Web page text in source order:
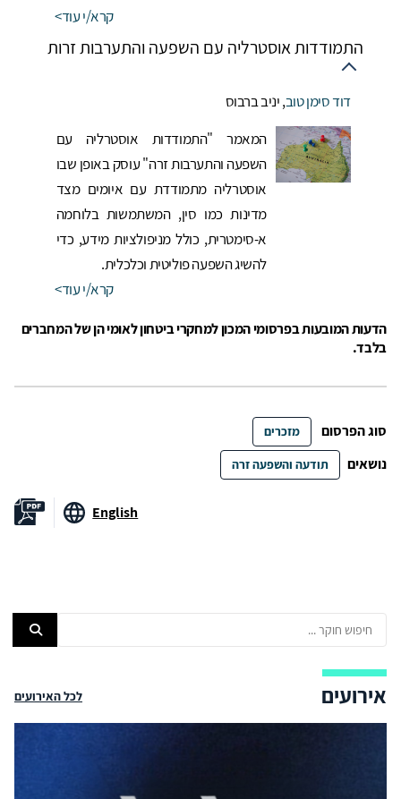
קרא/י עוד
התמודדות אוסטרליה עם השפעה והתערבות זרות
דוד סימן טוב,יניב ברבוס
המאמר "התמודדות אוסטרליה עם
השפעה והתערבות זרה" עוסק באופן שבו
אוסטרליה מתמודדת עם איומים מצד
מדינות כמו סין, המשתמשות בלוחמה
א-סימטרית, כולל מניפולציות מידע, כדי
להשיג השפעה פוליטית וכלכלית.
קרא/י עוד
הדעות המובעות בפרסומי המכון למחקרי ביטחון לאומי הן של המחברים
בלבד.
סוג הפרסום מזכרים
נושאים תודעה והשפעה זרה
English
אירועים לכל האירועים